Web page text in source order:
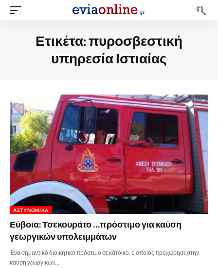
Ετικέτα:πυροσβεστική
υπηρεσία Ιστιαίας
ΑΣΤΥΝΟΜΙΚΆ
Εύβοια: Τσεκουράτο …πρόστιμο για καύση
γεωργικών υπολειμμάτων
Ένα σημαντικό διοικητικό πρόστιμο σε κάτοικο, ο οποίος προχώρησε στην
καύση γεωργικών…